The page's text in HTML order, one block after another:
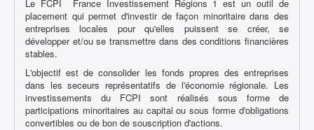
Le FCPI France Investissement Régions 1 est un outil de
placement qui permet d'investir de façon minoritaire dans des
entreprises locales pour qu'elles puissent se créer, se
développer et/ou se transmettre dans des conditions financières
stables.
L'objectif est de consolider les fonds propres des entreprises
dans les seceurs représentatifs de l'économie régionale. Les
investissements du FCPI sont réalisés sous forme de
participations minoritaires au capital ou sous forme d'obligations
convertibles ou de bon de souscription d'actions.